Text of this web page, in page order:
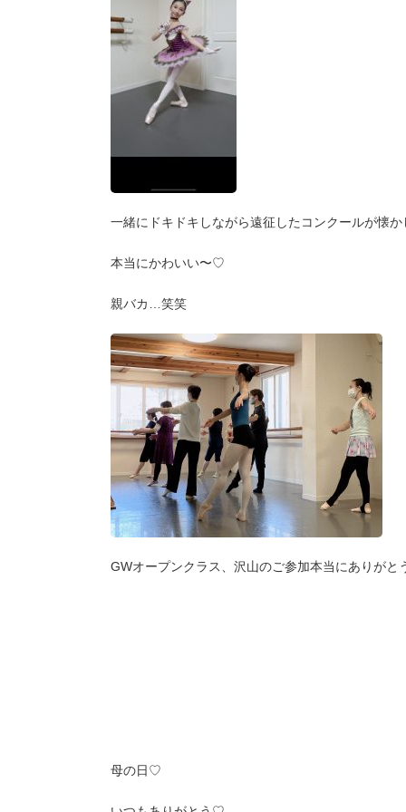
一緒にドキドキしながら遠征したコンクールが懐
本当にかわいい〜♡
親バカ…笑笑
GWオープンクラス、沢山のご参加本当にありがと
母の日♡